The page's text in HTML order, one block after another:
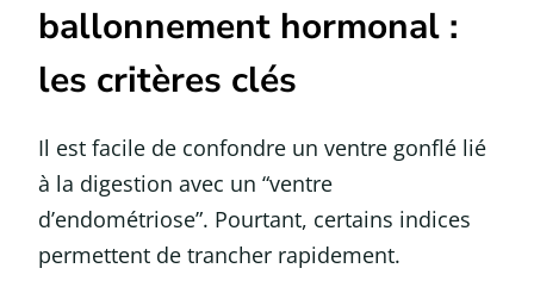
ballonnement hormonal :
les critères clés
Il est facile de confondre un ventre gonflé lié
à la digestion avec un “ventre
d’endométriose”. Pourtant, certains indices
permettent de trancher rapidement.